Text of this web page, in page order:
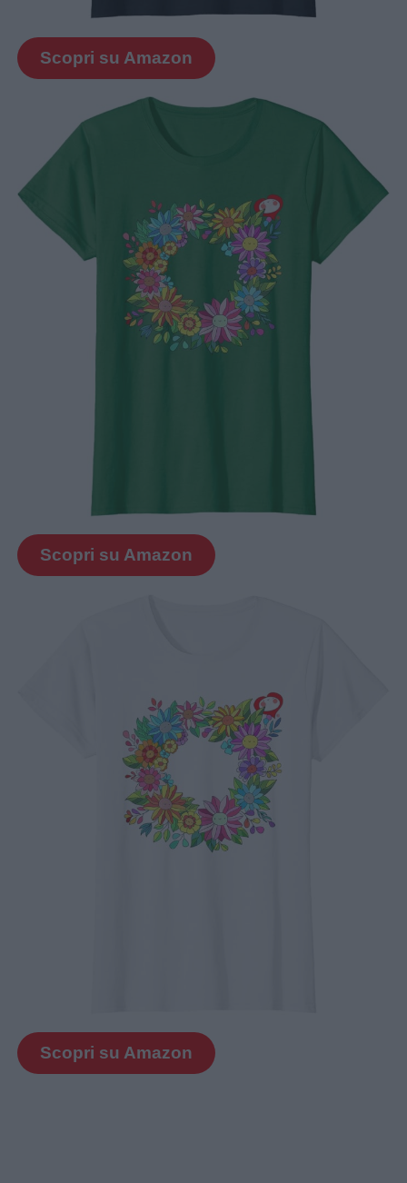
Scopri su Amazon
Scopri su Amazon
Scopri su Amazon